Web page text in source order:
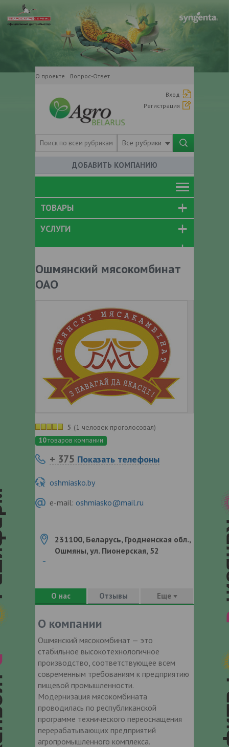
О проекте Вопрос-Ответ
Вход
Регистрация
Все рубрики
ДОБАВИТЬ КОМПАНИЮ
ТОВАРЫ
УСЛУГИ
Ошмянский мясокомбинат
ОАО
5 (1 человек проголосовал)
10товаров компании
+ 375 Показать телефоны
oshmiasko.by
e-mail: oshmiasko@mail.ru
231100, Беларусь, Гродненская обл.,
Ошмяны, ул. Пионерская, 52
О нас Отзывы Еще
О компании
Ошмянский мясокомбинат — это
стабильное высокотехнологичное
производство, соответствующее всем
современным требованиям к предприятию
пищевой промышленности.
Модернизация мясокомбината
проводилась по республиканской
программе технического переоснащения
перерабатывающих предприятий
агропромышленного комплекса.